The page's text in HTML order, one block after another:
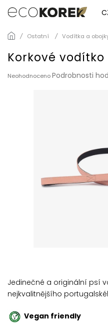
Přejít
obsah
Ostatní Vodítka a
Korkové
Průměrné
NeohodnocenoPodrobnosti
Jedinečné a originální psí
nejkvalitnějšího
Vegan friendly